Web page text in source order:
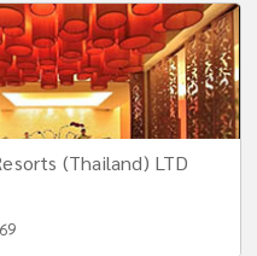
(Thailand) LTD